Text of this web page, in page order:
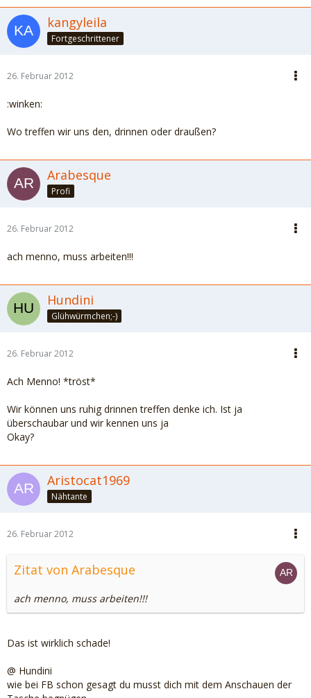
kangyleila
Fortgeschrittener
26. Februar 2012
:winken:
Wo treffen wir uns den, drinnen oder draußen?
Arabesque
Profi
26. Februar 2012
ach menno, muss arbeiten!!!
Hundini
Glühwürmchen;-)
26. Februar 2012
Ach Menno! *tröst*
Wir können uns ruhig drinnen treffen denke ich. Ist ja
überschaubar und wir kennen uns ja
Okay?
Aristocat1969
Nähtante
26. Februar 2012
Zitat von Arabesque
ach menno, muss arbeiten!!!
Das ist wirklich schade!
@ Hundini
wie bei FB schon gesagt du musst dich mit dem Anschauen der